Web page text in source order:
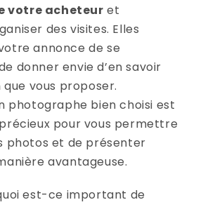
votre acheteur et
des visites. Elles
annonce de se
donner envie d’en savoir
vous proposer.
photographe bien choisi est
pour vous permettre
photos et de présenter
avantageuse.
est-ce important de